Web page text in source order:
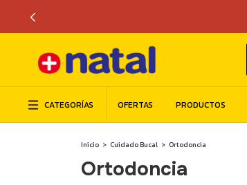
CATEGORÍAS OFERTAS PRODUCTOS
Inicio > Cuidado Bucal > Ortodoncia
Ortodoncia